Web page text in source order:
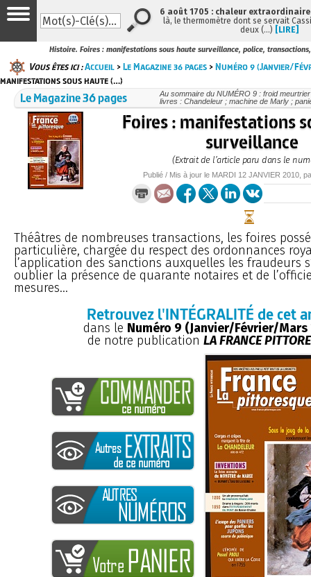
Histoire. Foires : manifestations sous haute surveillance, police,
Vous êtes ici :Accueil >Le Magazine 36 pages >Numéro 9 (Janvier/
manifestations sous haute (…)
Le Magazine 36 pages
Au sommaire du NUMÉRO 9 : froid
livres : Chandeleur ; machine de Marly ;
Foires : manifestations
surveillance
(Extrait de l’article paru dans le
Publié / Mis à jour le MARDI 12 JANVIER 2010,
Théâtres de nombreuses transactions, les foires
particulière, chargée du respect des ordonnances
l’application des sanctions auxquelles les fraudeurs
oublier la présence de quarante notaires et de
mesures...
Retrouvez l'INTÉGRALITÉ de cet
dans le Numéro 9 (Janvier/Février/
de notre publication LA FRANCE
6 août 1705 : chaleur
là, le thermomètre dont se servait
deux (…) [LIRE]